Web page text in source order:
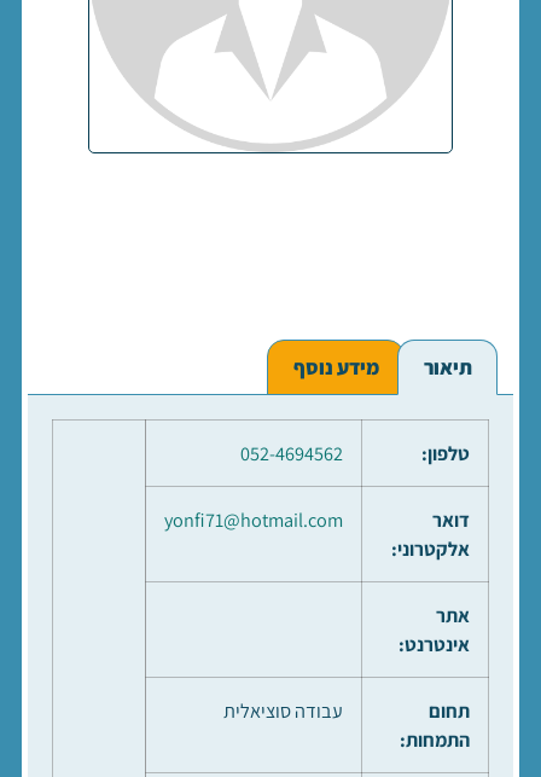
תיאור מידע נוסף
טלפון: 052-4694562
דואר
אלקטרוני:
yonfi71@hotmail.com
אתר
אינטרנט:
תחום
התמחות:
עבודה סוציאלית